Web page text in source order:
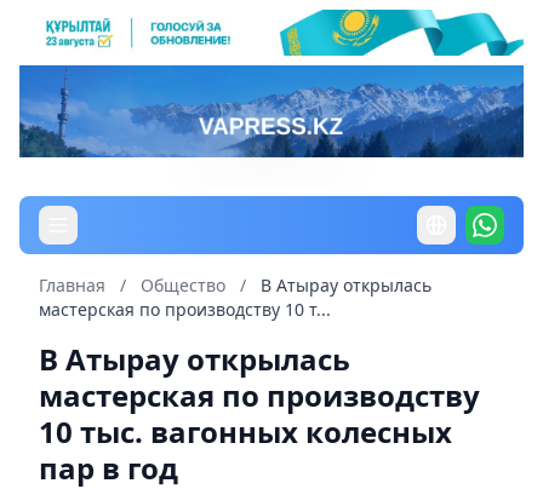
Главная / Общество /
В Атырау открылась
мастерская по производству 10 т...
В Атырау открылась
мастерская по производству
10 тыс. вагонных колесных
пар в год